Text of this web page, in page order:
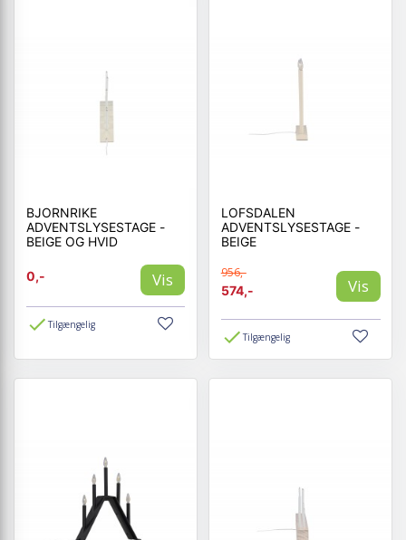
BJORNRIKE
ADVENTSLYSESTAGE -
BEIGE OG HVID
0,- Vis
Tilgængelig
LOFSDALEN
ADVENTSLYSESTAGE -
BEIGE
956,-
574,-
Vis
Tilgængelig